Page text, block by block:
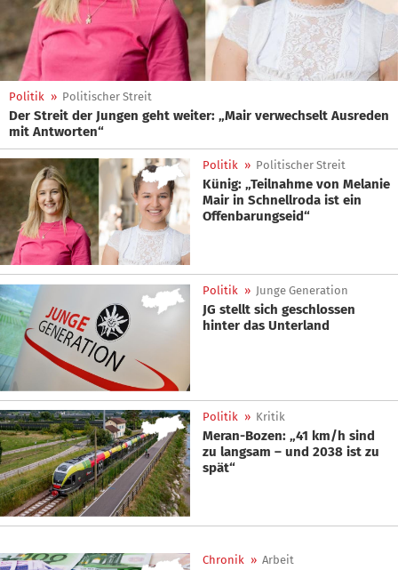
Politik » Politischer Streit
Der Streit der Jungen geht weiter: „Mair verwechselt Ausreden
mit Antworten“
Politik » Politischer Streit
Künig: „Teilnahme von Melanie
Mair in Schnellroda ist ein
Offenbarungseid“
Politik » Junge Generation
JG stellt sich geschlossen
hinter das Unterland
Politik » Kritik
Meran-Bozen: „41 km/h sind
zu langsam – und 2038 ist zu
spät“
Chronik » Arbeit